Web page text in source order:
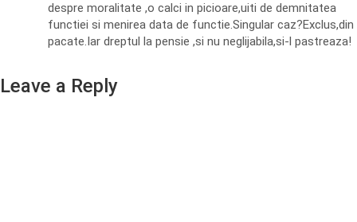
despre moralitate ,o calci in picioare,uiti de demnitatea
functiei si menirea data de functie.Singular caz?Exclus,din
pacate.Iar dreptul la pensie ,si nu neglijabila,si-l pastreaza!
Leave a Reply